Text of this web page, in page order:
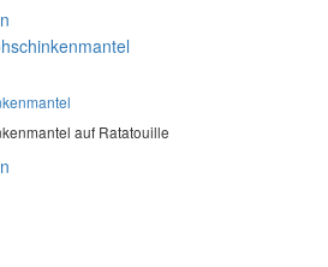
auf Ratatouille